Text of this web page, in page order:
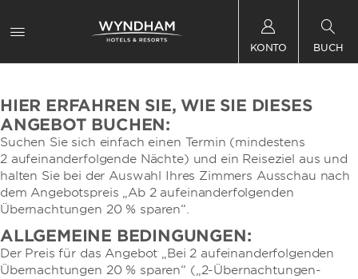
KONTO BUCH
HIER ERFAHREN SIE, WIE SIE DIESES
ANGEBOT BUCHEN:
Suchen Sie sich einfach einen Termin (mindestens
2 aufeinanderfolgende Nächte) und ein Reiseziel aus und
halten Sie bei der Auswahl Ihres Zimmers Ausschau nach
dem Angebotspreis „Ab 2 aufeinanderfolgenden
Übernachtungen 20 % sparen“.
ALLGEMEINE BEDINGUNGEN:
Der Preis für das Angebot „Bei 2 aufeinanderfolgenden
Übernachtungen 20 % sparen“ („2-Übernachtungen-